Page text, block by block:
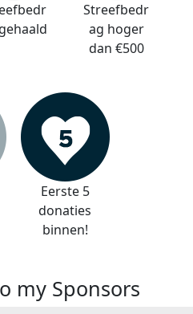
Streefbedr
ag hoger
dan €500
Eerste 5
donaties
binnen!
my Sponsors